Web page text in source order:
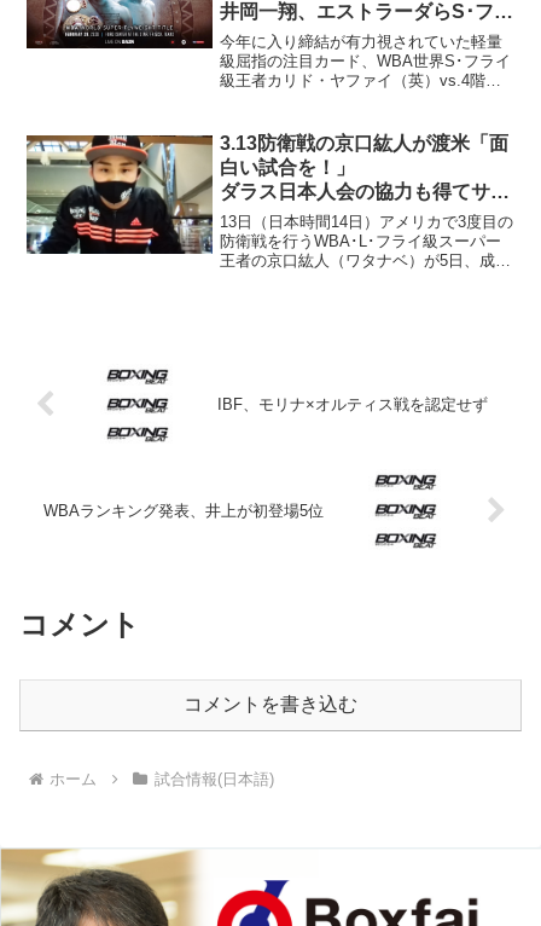
井岡一翔、エストラーダらS･フラ
イ級王者注目
今年に入り締結が有力視されていた軽量
級屈指の注目カード、WBA世界S･フライ
級王者カリド・ヤファイ（英）vs.4階級
まった。16日、マッチルーム・ボクシン
グのエディ...
3.13防衛戦の京口紘人が渡米「面
白い試合を！」
ダラス日本人会の協力も得てサポ
ート体制整う
13日（日本時間14日）アメリカで3度目の
防衛戦を行うWBA･L･フライ級スーパー
王者の京口紘人（ワタナベ）が5日、成田
IBF、モリナ×オルティス戦を認定せず
WBAランキング発表、井上が初登場5位
コメント
コメントを書き込む
ホーム 試合情報(日本語)